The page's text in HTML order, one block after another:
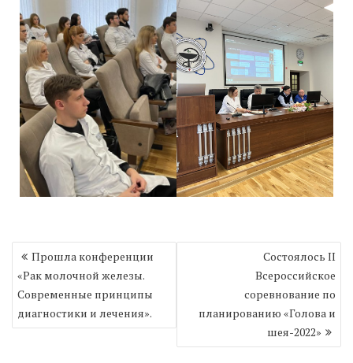
Навигация
по
записям
Прошла конференции
«Рак молочной железы.
Современные принципы
диагностики и лечения».
Состоялось II
Всероссийское
соревнование по
планированию «Голова и
шея-2022»